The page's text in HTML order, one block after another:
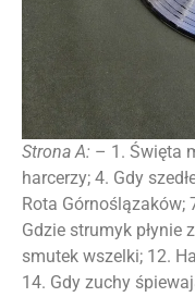
Strona A: – 1. Święta
harcerzy; 4. Gdy
Rota Górnoślązaków;
Gdzie strumyk płynie
smutek wszelki; 12.
14. Gdy zuchy